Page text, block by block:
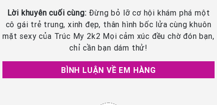
Lời khuyên cuối cùng: Đừng bỏ lỡ cơ hội khám phá một
cô gái trẻ trung, xinh đẹp, thân hình bốc lửa cùng khuôn
mặt sexy của Trúc My 2k2 Mọi cảm xúc đều chờ đón bạn,
chỉ cần bạn dám thử!
BÌNH LUẬN VỀ EM HÀNG